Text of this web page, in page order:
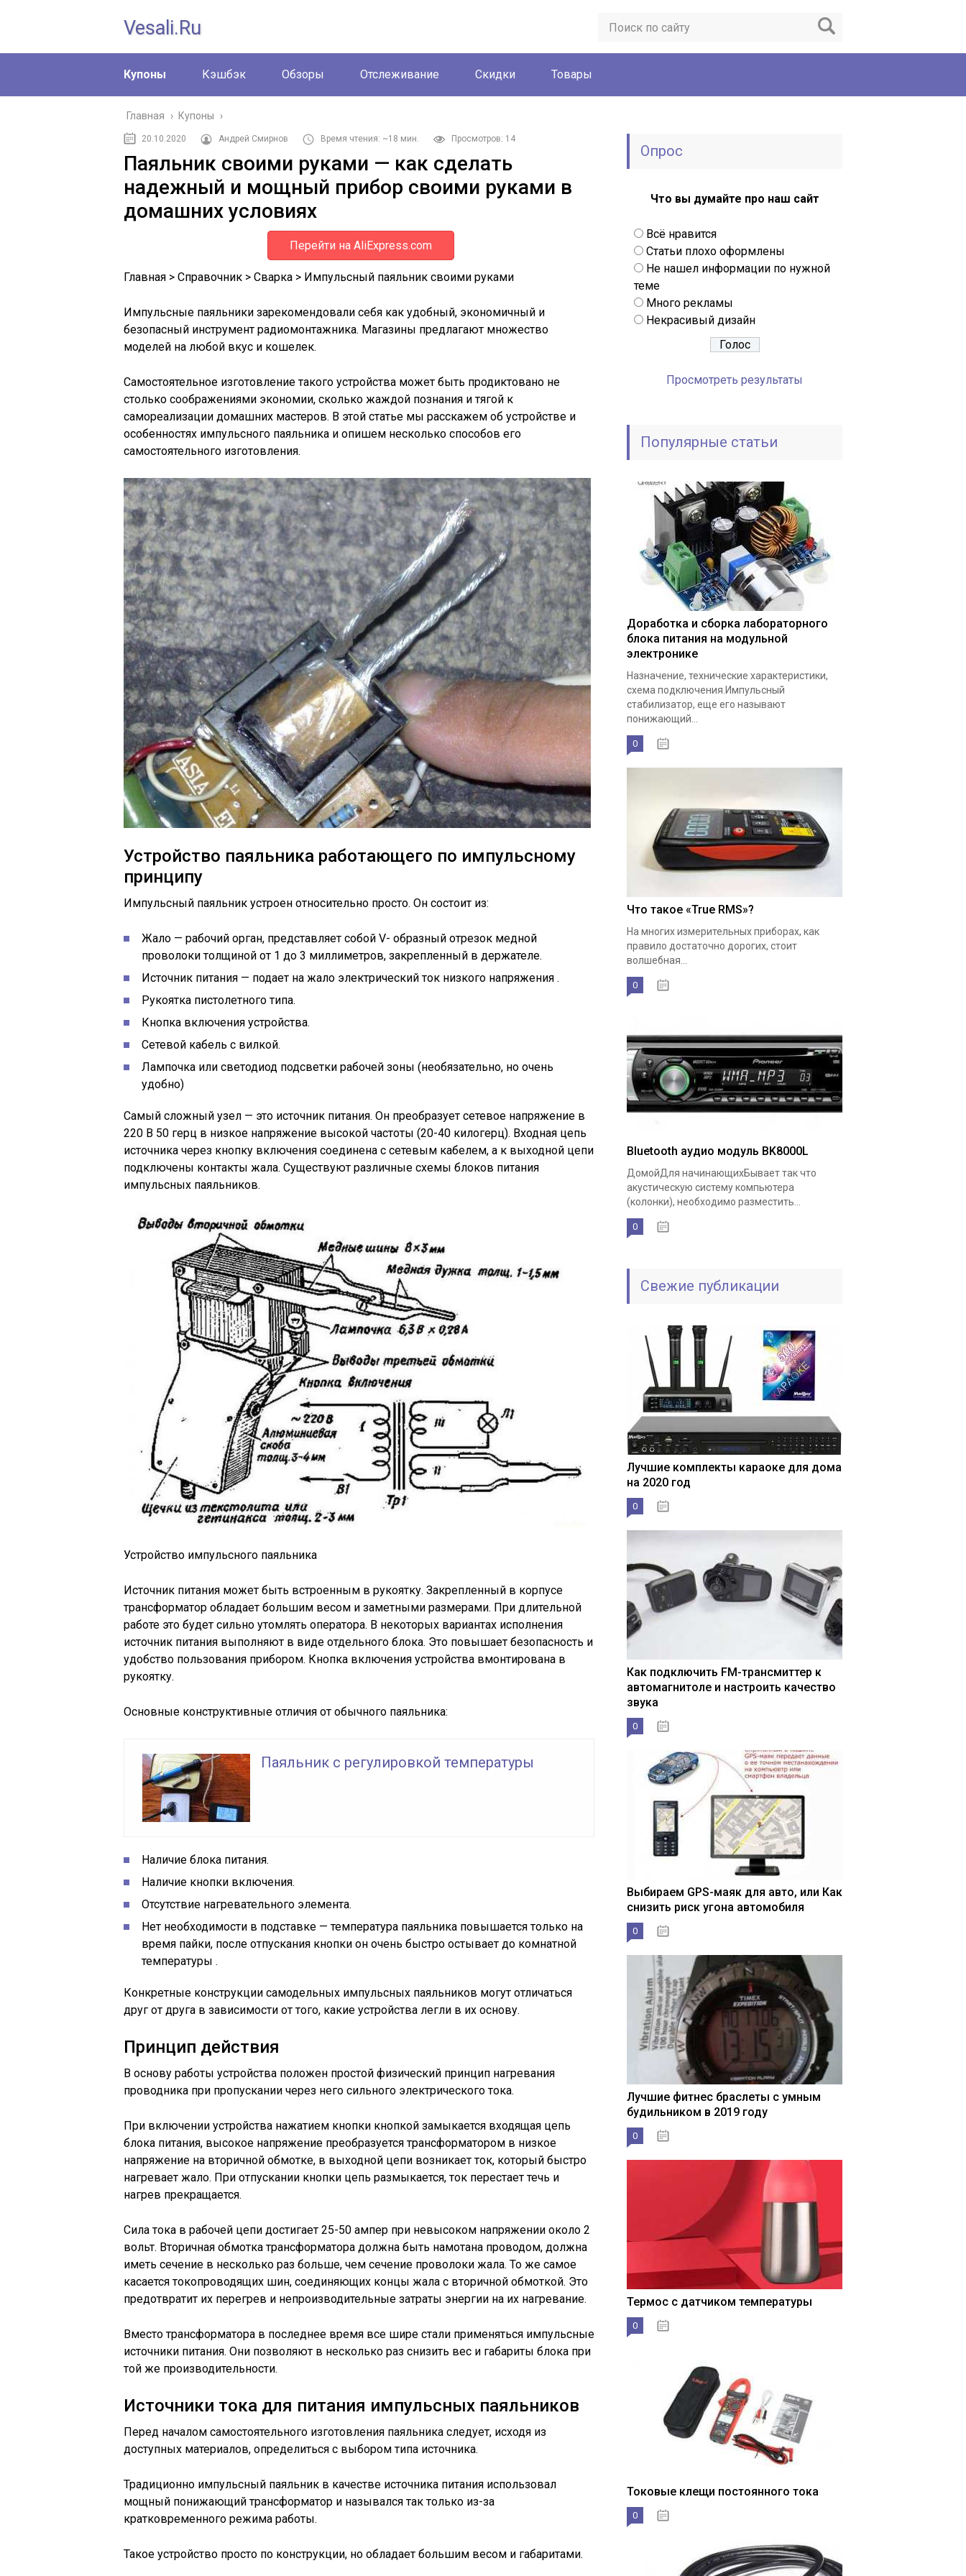
Vesali.ru
Купоны Кэшбэк Обзоры Отслеживание Скидки Товары
Главная › Купоны ›
20.10.2020 Андрей Смирнов Время чтения: ~18 мин. Просмотров: 14
Паяльник своими руками — как сделать
надежный и мощный прибор своими руками в
домашних условиях
Перейти на AliExpress.com
Главная > Справочник > Сварка > Импульсный паяльник своими руками
Импульсные паяльники зарекомендовали себя как удобный, экономичный и
безопасный инструмент радиомонтажника. Магазины предлагают множество
моделей на любой вкус и кошелек.
Самостоятельное изготовление такого устройства может быть продиктовано не
столько соображениями экономии, сколько жаждой познания и тягой к
самореализации домашних мастеров. В этой статье мы расскажем об устройстве и
особенностях импульсного паяльника и опишем несколько способов его
самостоятельного изготовления.
Устройство паяльника работающего по импульсному
принципу
Импульсный паяльник устроен относительно просто. Он состоит из:
Жало — рабочий орган, представляет собой V- образный отрезок медной
проволоки толщиной от 1 до 3 миллиметров, закрепленный в держателе.
Источник питания — подает на жало электрический ток низкого напряжения .
Рукоятка пистолетного типа.
Кнопка включения устройства.
Сетевой кабель с вилкой.
Лампочка или светодиод подсветки рабочей зоны (необязательно, но очень
удобно)
Самый сложный узел — это источник питания. Он преобразует сетевое напряжение в
220 В 50 герц в низкое напряжение высокой частоты (20-40 килогерц). Входная цепь
источника через кнопку включения соединена с сетевым кабелем, а к выходной цепи
подключены контакты жала. Существуют различные схемы блоков питания
импульсных паяльников.
Устройство импульсного паяльника
Источник питания может быть встроенным в рукоятку. Закрепленный в корпусе
трансформатор обладает большим весом и заметными размерами. При длительной
работе это будет сильно утомлять оператора. В некоторых вариантах исполнения
источник питания выполняют в виде отдельного блока. Это повышает безопасность и
удобство пользования прибором. Кнопка включения устройства вмонтирована в
рукоятку.
Основные конструктивные отличия от обычного паяльника:
Паяльник с регулировкой температуры
Наличие блока питания.
Наличие кнопки включения.
Отсутствие нагревательного элемента.
Нет необходимости в подставке — температура паяльника повышается только на
время пайки, после отпускания кнопки он очень быстро остывает до комнатной
температуры .
Конкретные конструкции самодельных импульсных паяльников могут отличаться
друг от друга в зависимости от того, какие устройства легли в их основу.
Принцип действия
В основу работы устройства положен простой физический принцип нагревания
проводника при пропускании через него сильного электрического тока.
При включении устройства нажатием кнопки кнопкой замыкается входящая цепь
блока питания, высокое напряжение преобразуется трансформатором в низкое
напряжение на вторичной обмотке, в выходной цепи возникает ток, который быстро
нагревает жало. При отпускании кнопки цепь размыкается, ток перестает течь и
нагрев прекращается.
Сила тока в рабочей цепи достигает 25-50 ампер при невысоком напряжении около 2
вольт. Вторичная обмотка трансформатора должна быть намотана проводом, должна
иметь сечение в несколько раз больше, чем сечение проволоки жала. То же самое
касается токопроводящих шин, соединяющих концы жала с вторичной обмоткой. Это
предотвратит их перегрев и непроизводительные затраты энергии на их нагревание.
Вместо трансформатора в последнее время все шире стали применяться импульсные
источники питания. Они позволяют в несколько раз снизить вес и габариты блока при
той же производительности.
Источники тока для питания импульсных паяльников
Перед началом самостоятельного изготовления паяльника следует, исходя из
доступных материалов, определиться с выбором типа источника.
Традиционно импульсный паяльник в качестве источника питания использовал
мощный понижающий трансформатор и назывался так только из-за
кратковременного режима работы.
Такое устройство просто по конструкции, но обладает большим весом и габаритами.
Опрос
Что вы думайте про наш сайт
Всё нравится
Статьи плохо оформлены
Не нашел информации по нужной
теме
Много рекламы
Некрасивый дизайн
Просмотреть результаты
Популярные статьи
Доработка и сборка лабораторного
блока питания на модульной
электронике
Назначение, технические характеристики,
схема подключения.Импульсный
стабилизатор, еще его называют
понижающий...
0
Что такое «True RMS»?
На многих измерительных приборах, как
правило достаточно дорогих, стоит
волшебная...
0
Bluetooth аудио модуль BK8000L
ДомойДля начинающихБывает так что
акустическую систему компьютера
(колонки), необходимо разместить...
0
Свежие публикации
Лучшие комплекты караоке для дома
на 2020 год
0
Как подключить FM-трансмиттер к
автомагнитоле и настроить качество
звука
0
Выбираем GPS-маяк для авто, или Как
снизить риск угона автомобиля
0
Лучшие фитнес браслеты с умным
будильником в 2019 году
0
Термос с датчиком температуры
0
Токовые клещи постоянного тока
0